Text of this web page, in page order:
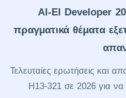
AI-EI Developer
πραγματικά θέματα
Τελευταίες ερωτήσεις και
H13-321 σε 2026 για